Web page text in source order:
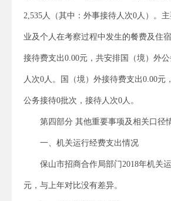
2,535人（其中：外事接待人次0人）。
业及个人在考察过程中发生的餐费及住
接待费支出0.00元，共安排国（境）外
人次0人。国（境）外接待费支出0.00元
公务接待0批次，接待人次0人。
第四部分 其他重要事项及相关口径
一、机关运行经费支出情况
保山市招商合作局部门2018年机关
元，与上年对比没有差异。